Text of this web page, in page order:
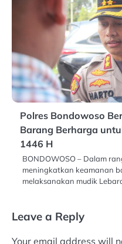
Polres Bondowoso
Barang Berharga
1446 H
BONDOWOSO – Dalam
meningkatkan keamanan
melaksanakan mudik
Leave a Reply
Your email address will